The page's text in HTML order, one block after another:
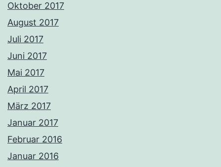
Oktober 2017
August 2017
Juli 2017
Juni 2017
Mai 2017
April 2017
März 2017
Januar 2017
Februar 2016
Januar 2016